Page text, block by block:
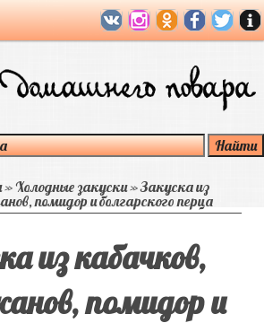
»Холодные закуски»Закуска из
помидор и болгарского перца
из кабачков,
помидор и